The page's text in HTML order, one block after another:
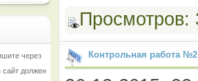
через
должен
Контрольная работа